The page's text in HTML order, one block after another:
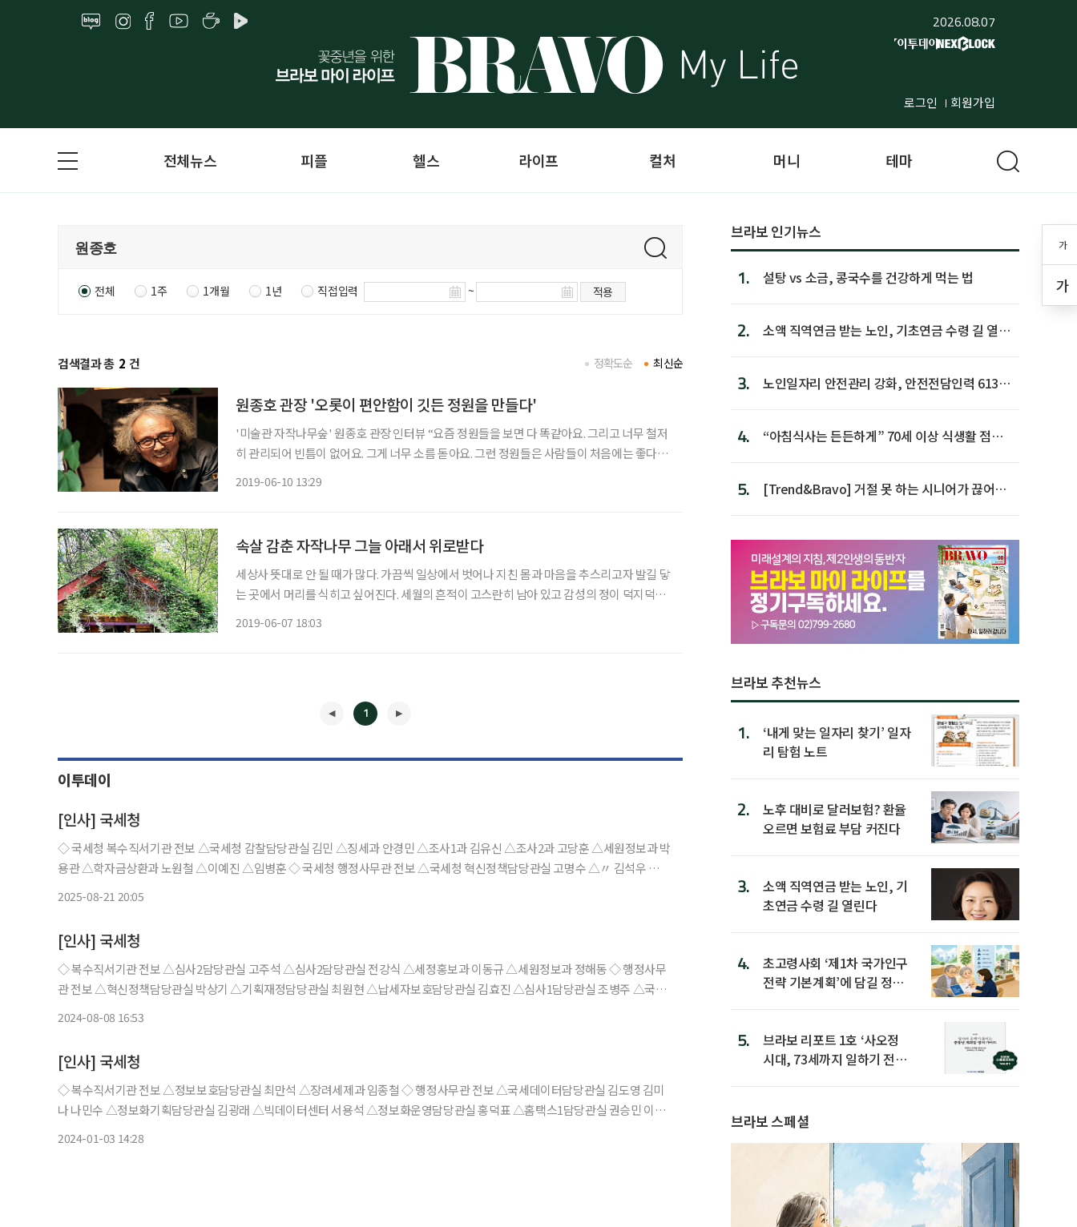
2026.08.07
로그인 회원가입
가
가
전체뉴스 피플 헬스 라이프 컬처 머니 테마
전체 1주 1개월 1년 직접입력 ~ 적용
검색결과 총 2 건 최신순
정확도순
원종호 관장 '오롯이 편안함이 깃든 정원을 만들다'
'미술관 자작나무숲' 원종호 관장 인터뷰 “요즘 정원들을 보면 다 똑같아요. 그리고 너무 철저
히 관리되어 빈틈이 없어요. 그게 너무 소름 돋아요. 그런 정원들은 사람들이 처음에는 좋다고
2019-06-10 13:29
속살 감춘 자작나무 그늘 아래서 위로받다
세상사 뜻대로 안 될 때가 많다. 가끔씩 일상에서 벗어나 지친 몸과 마음을 추스리고자 발길 닿
는 곳에서 머리를 식히고 싶어진다. 세월의 흔적이 고스란히 남아 있고 감성의 정이 덕지덕지
2019-06-07 18:03
1
이투데이
[인사] 국세청
◇ 국세청 복수직서기관 전보 △국세청 감찰담당관실 김민 △징세과 안경민 △조사1과 김유신 △조사2과 고당훈 △세원정보과 박
용관 △학자금상환과 노원철 △이예진 △임병훈 ◇ 국세청 행정사무관 전보 △국세청 혁신정책담당관실 고명수 △〃 김석우 △
2025-08-21 20:05
[인사] 국세청
◇ 복수직서기관 전보 △심사2담당관실 고주석 △심사2담당관실 전강식 △세정홍보과 이동규 △세원정보과 정해동 ◇ 행정사무
관 전보 △혁신정책담당관실 박상기 △기획재정담당관실 최원현 △납세자보호담당관실 김효진 △심사1담당관실 조병주 △국제
2024-08-08 16:53
[인사] 국세청
◇ 복수직서기관 전보 △정보보호담당관실 최만석 △장려세제과 임종철 ◇ 행정사무관 전보 △국세데이터담당관실 김도영 김미
나 나민수 △정보화기획담당관실 김광래 △빅데이터센터 서용석 △정보화운영담당관실 홍덕표 △홈택스1담당관실 권승민 이정
2024-01-03 14:28
브라보 인기뉴스
1. 설탕 vs 소금, 콩국수를 건강하게 먹는 법
2.
소액 직역연금 받는 노인, 기초연금 수령 길 열린
3.
노인일자리 안전관리 강화, 안전전담인력 613명
4.
“아침식사는 든든하게” 70세 이상 식생활 점수
5.
[Trend&Bravo] 거절 못 하는 시니어가 끊어야
브라보 추천뉴스
1.
‘내게 맞는 일자리 찾기’ 일자
리 탐험 노트
2.
노후 대비로 달러보험? 환율
오르면 보험료 부담 커진다
3.
소액 직역연금 받는 노인, 기
초연금 수령 길 열린다
4.
초고령사회 ‘제1차 국가인구
전략 기본계획’에 담길 정책
5.
브라보 리포트 1호 ‘사오정
시대, 73세까지 일하기 전략’
브라보 스페셜